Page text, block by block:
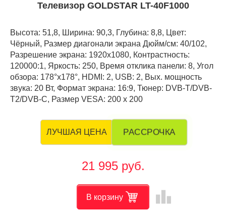
Телевизор GOLDSTAR LT-40F1000
Высота: 51,8, Ширина: 90,3, Глубина: 8,8, Цвет:
Чёрный, Размер диагонали экрана Дюйм/см: 40/102,
Разрешение экрана: 1920x1080, Контрастность:
120000:1, Яркость: 250, Время отклика панели: 8, Угол
обзора: 178°x178°, HDMI: 2, USB: 2, Вых. мощность
звука: 20 Вт, Формат экрана: 16:9, Тюнер: DVB-Т/DVB-
T2/DVB-C, Размер VESA: 200 x 200
ЛУЧШАЯ ЦЕНА РАССРОЧКА
21 995 руб.
В корзину leaderboard